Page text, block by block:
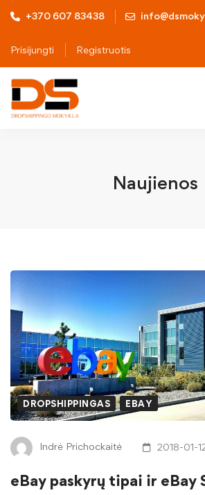
+370 607 83438
Prisijungti Registruotis
Naujienos
DROPSHIPPINGAS EBAY
Indrė Prichockaitė 2018-01-
eBay paskyrų tipai ir eBay